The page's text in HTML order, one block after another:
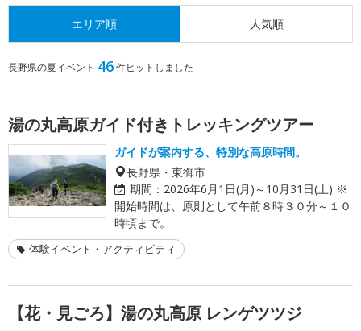
エリア順 人気順
長野県の夏イベント 46件ヒットしました
湯の丸高原ガイド付きトレッキングツアー
ガイドが案内する、特別な高原時間。
長野県・東御市
期間： 2026年6月1日(月)～10月31日(土) ※
開始時間は、原則として午前８時３０分～１０
時頃まで。
体験イベント・アクティビティ
【花・見ごろ】湯の丸高原 レンゲツツジ